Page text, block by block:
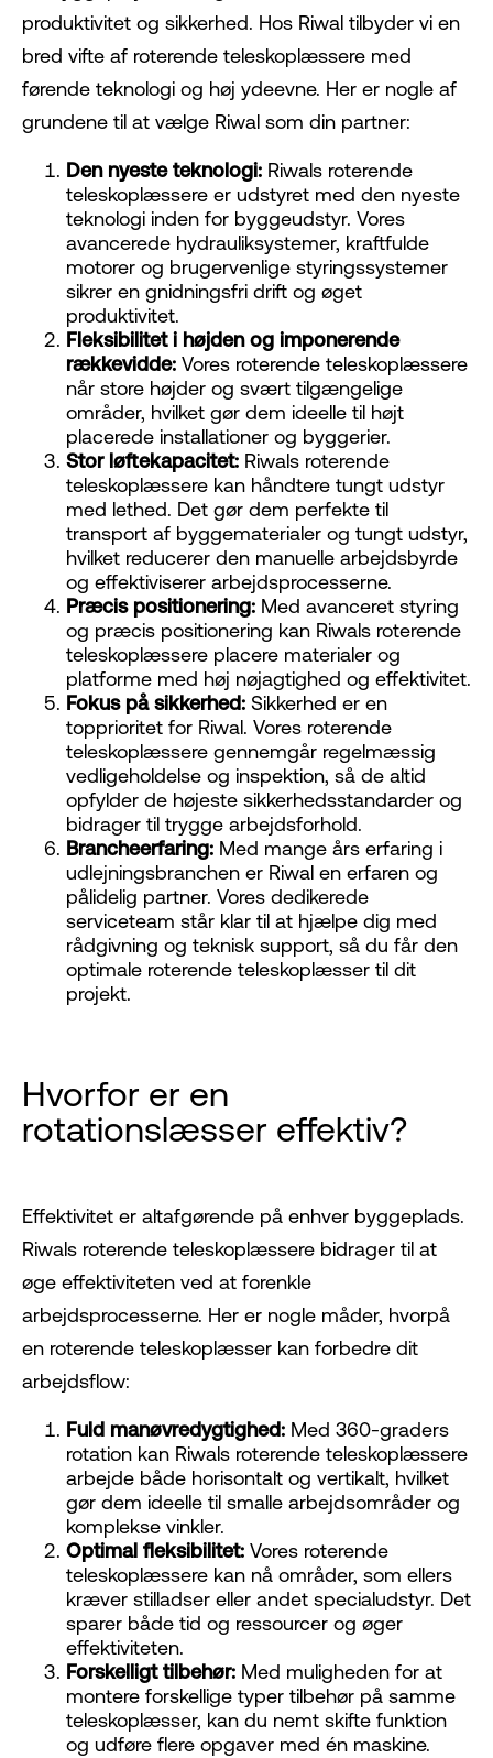
produktivitet og sikkerhed. Hos Riwal tilbyder vi en
bred vifte af roterende teleskoplæssere med
førende teknologi og høj ydeevne. Her er nogle af
grundene til at vælge Riwal som din partner:
Den nyeste teknologi: Riwals roterende
teleskoplæssere er udstyret med den nyeste
teknologi inden for byggeudstyr. Vores
avancerede hydrauliksystemer, kraftfulde
motorer og brugervenlige styringssystemer
sikrer en gnidningsfri drift og øget
produktivitet.
Fleksibilitet i højden og imponerende
rækkevidde: Vores roterende teleskoplæssere
når store højder og svært tilgængelige
områder, hvilket gør dem ideelle til højt
placerede installationer og byggerier.
Stor løftekapacitet: Riwals roterende
teleskoplæssere kan håndtere tungt udstyr
med lethed. Det gør dem perfekte til
transport af byggematerialer og tungt udstyr,
hvilket reducerer den manuelle arbejdsbyrde
og effektiviserer arbejdsprocesserne.
Præcis positionering: Med avanceret styring
og præcis positionering kan Riwals roterende
teleskoplæssere placere materialer og
platforme med høj nøjagtighed og effektivitet.
Fokus på sikkerhed: Sikkerhed er en
topprioritet for Riwal. Vores roterende
teleskoplæssere gennemgår regelmæssig
vedligeholdelse og inspektion, så de altid
opfylder de højeste sikkerhedsstandarder og
bidrager til trygge arbejdsforhold.
Brancheerfaring: Med mange års erfaring i
udlejningsbranchen er Riwal en erfaren og
pålidelig partner. Vores dedikerede
serviceteam står klar til at hjælpe dig med
rådgivning og teknisk support, så du får den
optimale roterende teleskoplæsser til dit
projekt.
Hvorfor er en
rotationslæsser effektiv?
Effektivitet er altafgørende på enhver byggeplads.
Riwals roterende teleskoplæssere bidrager til at
øge effektiviteten ved at forenkle
arbejdsprocesserne. Her er nogle måder, hvorpå
en roterende teleskoplæsser kan forbedre dit
arbejdsflow:
Fuld manøvredygtighed: Med 360-graders
rotation kan Riwals roterende teleskoplæssere
arbejde både horisontalt og vertikalt, hvilket
gør dem ideelle til smalle arbejdsområder og
komplekse vinkler.
Optimal fleksibilitet: Vores roterende
teleskoplæssere kan nå områder, som ellers
kræver stilladser eller andet specialudstyr. Det
sparer både tid og ressourcer og øger
effektiviteten.
Forskelligt tilbehør: Med muligheden for at
montere forskellige typer tilbehør på samme
teleskoplæsser, kan du nemt skifte funktion
og udføre flere opgaver med én maskine.